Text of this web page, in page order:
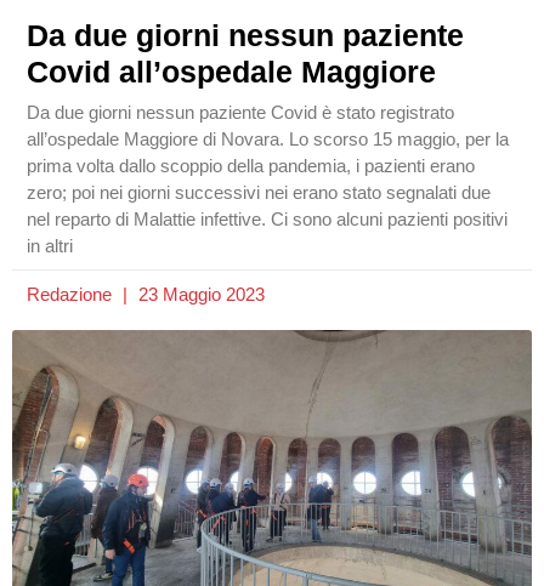
Da due giorni nessun paziente
Covid all’ospedale Maggiore
Da due giorni nessun paziente Covid è stato registrato
all’ospedale Maggiore di Novara. Lo scorso 15 maggio, per la
prima volta dallo scoppio della pandemia, i pazienti erano
zero; poi nei giorni successivi nei erano stato segnalati due
nel reparto di Malattie infettive. Ci sono alcuni pazienti positivi
in altri
Redazione 23 Maggio 2023